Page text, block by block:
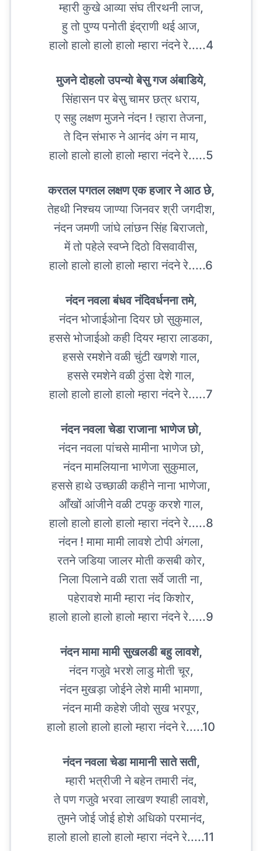
म्हारी कुखे आव्या संघ तीरथनी लाज,
हु तो पुण्य पनोती इंद्राणी थई आज,
हालो हालो हालो हालो म्हारा नंदने रे.....4
मुजने दोहलो उपन्यो बेसु गज अंबाडिये,
सिंहासन पर बेसु चामर छत्र धराय,
ए सहु लक्षण मुजने नंदन ! त्हारा तेजना,
ते दिन संभारु ने आनंद अंग न माय,
हालो हालो हालो हालो म्हारा नंदने रे.....5
करतल पगतल लक्षण एक हजार ने आठ छे,
तेहथी निश्चय जाण्या जिनवर श्री जगदीश,
नंदन जमणी जांघे लांछन सिंह बिराजतो,
में तो पहेले स्वप्ने दिठो विसवावीस,
हालो हालो हालो हालो म्हारा नंदने रे.....6
नंदन नवला बंधव नंदिवर्धनना तमे,
नंदन भोजाईओना दियर छो सुकुमाल,
हससे भोजाईओ कही दियर म्हारा लाडका,
हससे रमशेने वळी चुंटी खणशे गाल,
हससे रमशेने वळी ठुंसा देशे गाल,
हालो हालो हालो हालो म्हारा नंदने रे.....7
नंदन नवला चेडा राजाना भाणेज छो,
नंदन नवला पांचसे मामीना भाणेज छो,
नंदन मामलियाना भाणेजा सुकुमाल,
हससे हाथे उच्छाळी कहीने नाना भाणेजा,
आँखों आंजीने वळी टपकु करशे गाल,
हालो हालो हालो हालो म्हारा नंदने रे.....8
नंदन ! मामा मामी लावशे टोपी अंगला,
रतने जडिया जालर मोती कसबी कोर,
निला पिलाने वळी राता सर्वे जाती ना,
पहेरावशे मामी म्हारा नंद किशोर,
हालो हालो हालो हालो म्हारा नंदने रे.....9
नंदन मामा मामी सुखलडी बहु लावशे,
नंदन गजुवे भरशे लाडु मोती चूर,
नंदन मुखड़ा जोईने लेशे मामी भामणा,
नंदन मामी कहेशे जीवो सुख भरपूर,
हालो हालो हालो हालो म्हारा नंदने रे.....10
नंदन नवला चेडा मामानी साते सती,
म्हारी भत्रीजी ने बहेन तमारी नंद,
ते पण गजुवे भरवा लाखण श्याही लावशे,
तुमने जोई जोई होशे अधिको परमानंद,
हालो हालो हालो हालो म्हारा नंदने रे.....11